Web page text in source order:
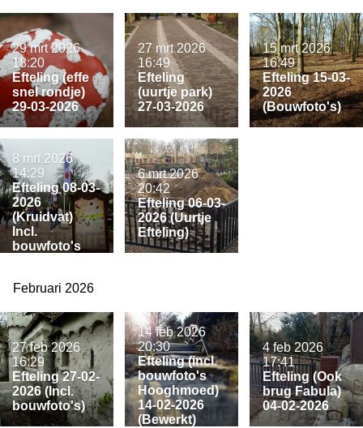
Efteling (effe
snel rondje)
29-03-2026
29 mrt 2026
18:20
Efteling
(uurtje park)
27-03-2026
27 mrt 2026
16:49
Efteling 15-03-
2026
(Bouwfoto's)
15 mrt 2026
16:49
Efteling 08-03-
2026
(Kruidvat)
Incl.
bouwfoto's
8 mrt 2026
14:29
Efteling 06-03-
2026 (Uurtje
Efteling)
6 mrt 2026
20:42
Februari 2026
Efteling 27-02-
2026 (Incl.
bouwfoto's)
27 feb 2026
16:29
Efteling (incl.
bouwfoto's
Hooghmoed)
14-02-2026
(Bewerkt)
14 feb 2026
20:30
Efteling (Ook
brug Fabula)
04-02-2026
4 feb 2026
17:41